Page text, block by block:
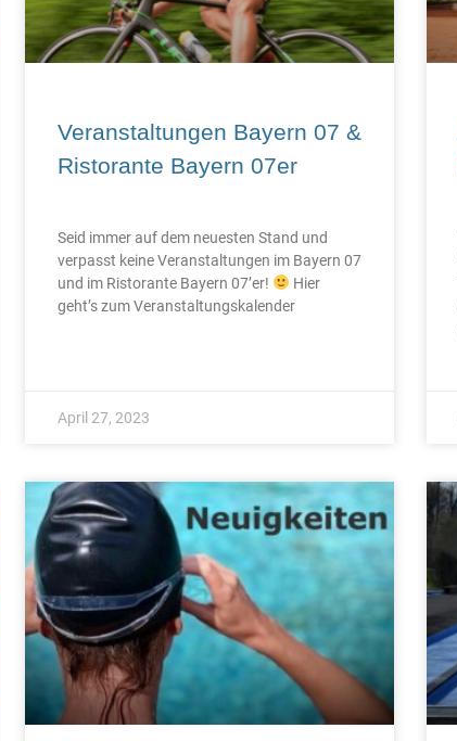
Veranstaltungen Bayern 07 &
Ristorante Bayern 07er
Seid immer auf dem neuesten Stand und
verpasst keine Veranstaltungen im Bayern 07
und im Ristorante Bayern 07’er!
Hier
geht’s zum Veranstaltungskalender
April 27, 2023